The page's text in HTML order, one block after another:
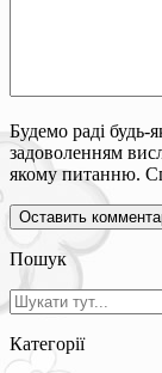
Будемо раді
задоволенням
якому питанню.
Пошук
Категорії